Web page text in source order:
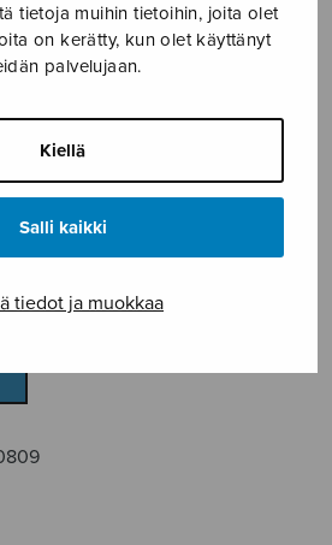
tietoja muihin tietoihin, joita olet
on kerätty, kun olet käyttänyt
palvelujaan.
Kiellä
Salli kaikki
tiedot ja muokkaa